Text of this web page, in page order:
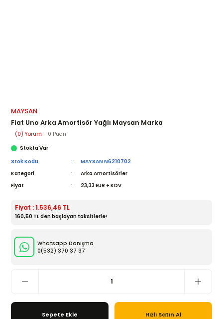
MAYSAN
Fiat Uno Arka Amortisör Yağlı Maysan Marka
(0) Yorum - 0 Puan
Stokta Var
Stok Kodu
MAYSAN N6210702
Kategori
Arka Amortisörler
Fiyat
23,33 EUR + KDV
Fiyat : 1.536,46 TL
160,50 TL den başlayan taksitlerle!
Whatsapp Danışma
0(532) 370 37 37
Sepete Ekle Hızlı Satın Al